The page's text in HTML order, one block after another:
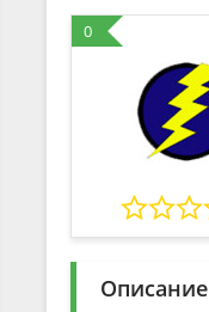
0
Описание